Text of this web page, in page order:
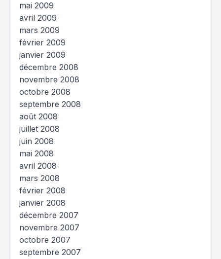
mai 2009
avril 2009
mars 2009
février 2009
janvier 2009
décembre 2008
novembre 2008
octobre 2008
septembre 2008
août 2008
juillet 2008
juin 2008
mai 2008
avril 2008
mars 2008
février 2008
janvier 2008
décembre 2007
novembre 2007
octobre 2007
septembre 2007